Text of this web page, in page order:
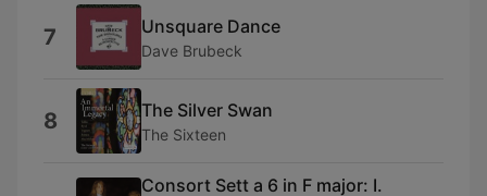
7 Unsquare Dance
Dave Brubeck
8 The Silver Swan
The Sixteen
Consort Sett a 6 in F major: I.